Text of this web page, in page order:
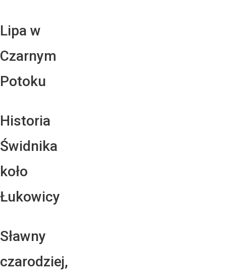
Lipa w
Czarnym
Potoku
Historia
Świdnika
koło
Łukowicy
Sławny
czarodziej,